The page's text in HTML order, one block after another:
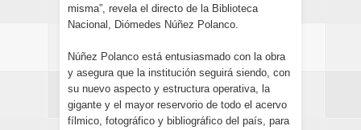
misma”, revela el directo de la Biblioteca
Nacional, Diómedes Núñez Polanco.
Núñez Polanco está entusiasmado con la obra
y asegura que la institución seguirá siendo, con
su nuevo aspecto y estructura operativa, la
gigante y el mayor reservorio de todo el acervo
fílmico, fotográfico y bibliográfico del país, para